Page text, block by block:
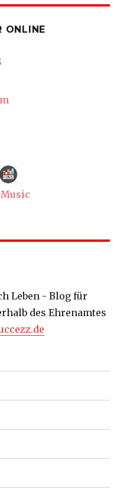
ONLINE
Leben - Blog für
des Ehrenamtes